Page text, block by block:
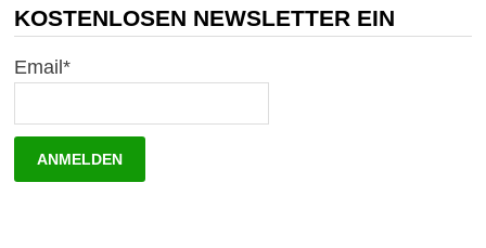
KOSTENLOSEN NEWSLETTER EIN
Email*